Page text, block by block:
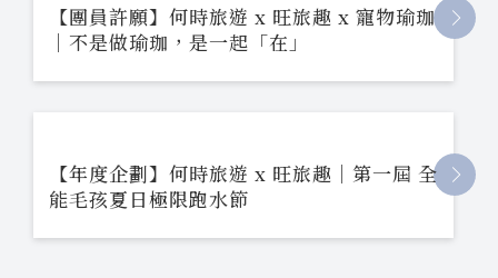
【團員許願】何時旅遊 x 旺旅趣 x 寵物瑜珈
｜不是做瑜珈，是一起「在」
【年度企劃】何時旅遊 x 旺旅趣｜第一屆 全
能毛孩夏日極限跑水節